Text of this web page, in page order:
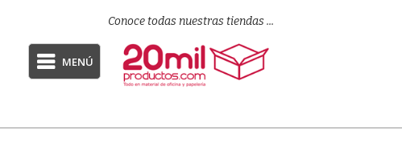
Conoce todas nuestras tiendas ...
MENÚ